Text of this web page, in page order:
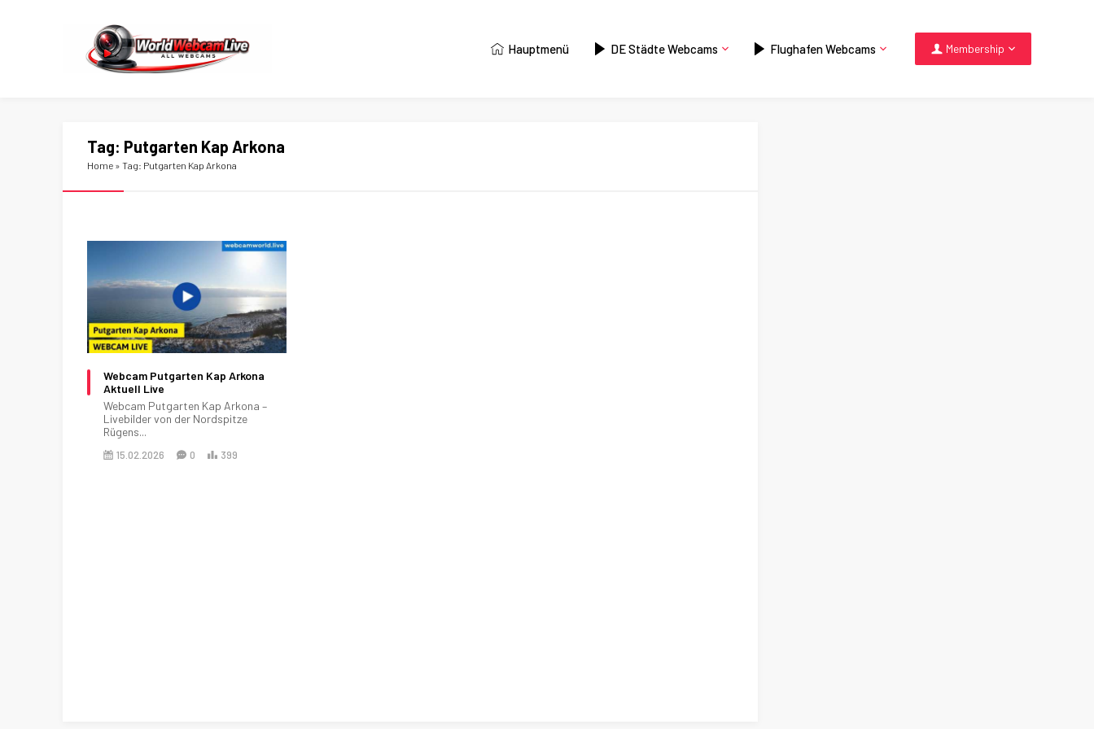
Hauptmenü DE Städte Webcams Flughafen Webcams Membership
Tag: Putgarten Kap Arkona
Home » Tag: Putgarten Kap Arkona
Webcam Putgarten Kap Arkona
Aktuell Live
Webcam Putgarten Kap Arkona –
Livebilder von der Nordspitze
Rügens...
15.02.2026 0 399